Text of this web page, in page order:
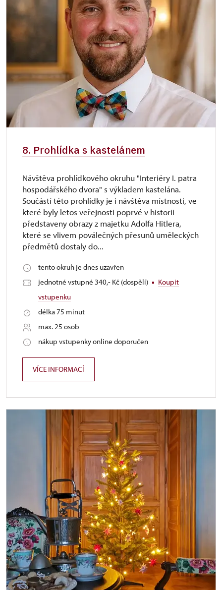
8. Prohlídka s kastelánem
Návštěva prohlídkového okruhu "Interiéry I. patra
hospodářského dvora" s výkladem kastelána.
Součástí této prohlídky je i návštěva místnosti, ve
které byly letos veřejnosti poprvé v historii
představeny obrazy z majetku Adolfa Hitlera,
které se vlivem poválečných přesunů uměleckých
předmětů dostaly do...
tento okruh je dnes uzavřen
jednotné vstupné 340,- Kč (dospělí)
Koupit
vstupenku
délka 75 minut
max. 25 osob
nákup vstupenky online doporučen
VÍCE INFORMACÍ